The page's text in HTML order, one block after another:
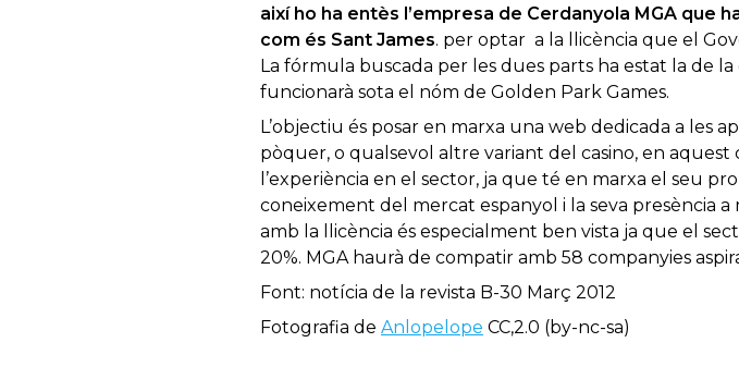
així ho ha entès l’empresa de Cerdanyola MGA que
com és Sant James. per optar a la llicència que el
La fórmula buscada per les dues parts ha estat la de
funcionarà sota el nóm de Golden Park Games.
L’objectiu és posar en marxa una web dedicada a les
pòquer, o qualsevol altre variant del casino, en
l’experiència en el sector, ja que té en marxa el seu
coneixement del mercat espanyol i la seva presència a
amb la llicència és especialment ben vista ja que el
20%. MGA haurà de compatir amb 58 companyies
Font: notícia de la revista B-30 Març 2012
Fotografia de Anlopelope CC,2.0 (by-nc-sa)